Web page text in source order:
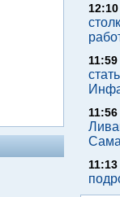
12:10
11:59
11:56
11:13